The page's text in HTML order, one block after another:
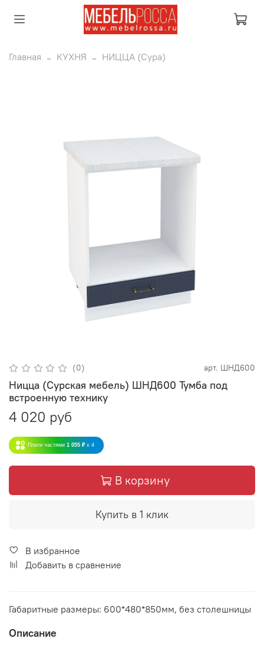
Главная КУХНЯ НИЦЦА (Сура)
(0) арт. ШНД600
Ницца (Сурская мебель) ШНД600 Тумба под
встроенную технику
4 020 руб
Плати частями 1 055 ₽ x 4
В корзину
Купить в 1 клик
В избранное
Добавить в сравнение
Габаритные размеры: 600*480*850мм, без столешницы
Описание